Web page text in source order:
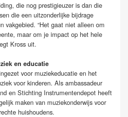
die nog prestigieuzer is dan die
die een uitzonderlijke bijdrage
vakgebied. “Het gaat niet alleen om
maar om je impact op het hele
Kross uit.
en educatie
voor muziekeducatie en het
voor kinderen. Als ambassadeur
en Stichting Instrumentendepot heeft
maken van muziekonderwijs voor
huishoudens.